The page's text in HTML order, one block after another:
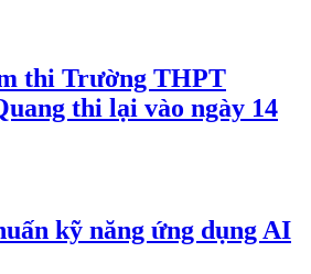
thi Trường THPT
thi lại vào ngày 14
kỹ năng ứng dụng AI